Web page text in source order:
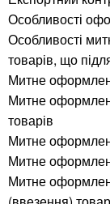
Особливості
Особливості
товарів, що
Митне
Митне
товарів
Митне
Митне
Митне